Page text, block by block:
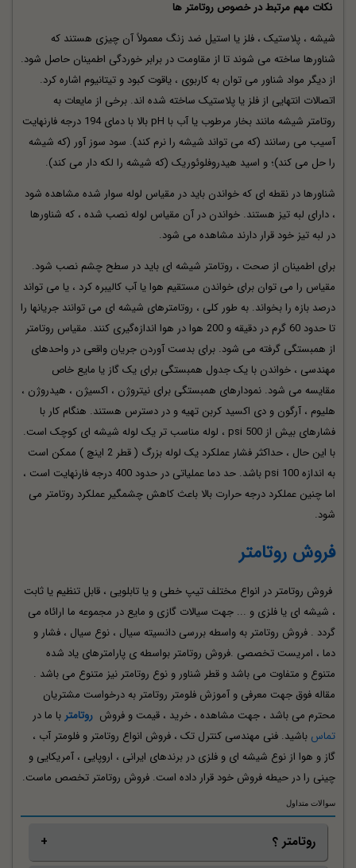
نکات مهم مرتبط در خصوص روتامتر ها
شیشه ، پلاستیک ، فلز یا استیل ضد زنگ معمولاً آن چیزی هستند که
شناورها ساخته می شوند تا از مقاومت در برابر خوردگی اطمینان حاصل شود.
از دیگر مواد شناور می توان به کاربوی ، یاقوت کبود و تیتانیوم اشاره کرد.
اتصالات انتهایی از فلز یا پلاستیک ساخته شده اند. برخی از مایعات به
روتامتر شیشه مانند بخار مرطوب یا آب با pH بالا با دمای 194 درجه فارنهایت
آسیب می رسانند (که می تواند شیشه را نرم کند). سود سوز آور (که شیشه
را حل می کند)؛ و اسید هیدروفلوئوریک (که شیشه را لکه دار می کند).
شناورها در نقطه ای که خواندن باید در مقیاس لوله سوار شده مشاهده شود
، دارای لبه تیز هستند. خواندن در آن مقیاس لوله نصب شده ، که شناورها
در لبه تیز خود قرار دارند مشاهده می شود.
برای اطمینان از صحت ، روتامتر شیشه ای باید در سطح چشم نصب شود.
مقیاس را می توان برای خواندن مستقیم هوا یا آب کالیبره کرد ، یا می تواند
درصد بازه را بخواند. به طور کلی ، روتامترهای شیشه ای می توانند جریانها را
تا حدود 60 گرم در دقیقه و 200 هوا در هوا اندازه‌گیری کنند. مقیاس روتامتر
از همبستگی گرفته می شود. برای بدست آوردن جریان واقعی در واحدهای
مهندسی ، خواندن با یک جدول همبستگی برای یک گاز یا مایع خاص
مقایسه می شود. نمودارهای همبستگی برای نیتروژن ، اکسیژن ، هیدروژن ،
هلیوم ، آرگون و دی اکسید کربن تهیه و در دسترس هستند. هنگام کار با
فشارهای بیش از 500 psi ، لوله مناسب تر یک لوله شیشه ای کوچک است.
با این حال ، حداکثر فشار عملکرد یک لوله بزرگ ( قطر 2 اینچ ) ممکن است
به اندازه 100 psi باشد. حد دما عملیاتی در حدود 400 درجه فارنهایت است ،
اما چنین عملکرد درجه حرارت بالا باعث کاهش چشمگیر عملکرد روتامتر می
شود.
فروش روتامتر
فروش روتامتر در انواع مختلف تیپ خطی و یا تابلویی ، قابل تنظیم یا ثابت
، شیشه ای یا فلزی و ... جهت سیالات گازی و مایع در مجموعه ما ارائاه می
گردد . فروش روتامتر به واسطه بررسی دانسیته سیال ، نوع سیال ، فشار و
دما ، امریست تخصصی .فروش روتامتر بواسطه ی پارامترهای یاد شده
متنوع و متفاوت می باشد و قطر شناور و نوع روتامتر نیز متنوع می باشد .
مقاله فوق جهت معرفی و آموزش فلومتر روتامتر به درخواست مشتریان
محترم می باشد ، جهت مشاهده ، خرید ، قیمت و فروش روتامتر با ما در
تماس باشید. فنی مهندسی کنترل تک ، فروش انواع روتامتر و فلومتر آب ،
گاز و هوا از نوع شیشه ای و فلزی در برندهای ایرانی ، اروپایی ، آمریکایی و
چینی را در حیطه فروش خود قرار داده است. فروش روتامتر تخصص ماست.
سوالات متداول
روتامتر ؟